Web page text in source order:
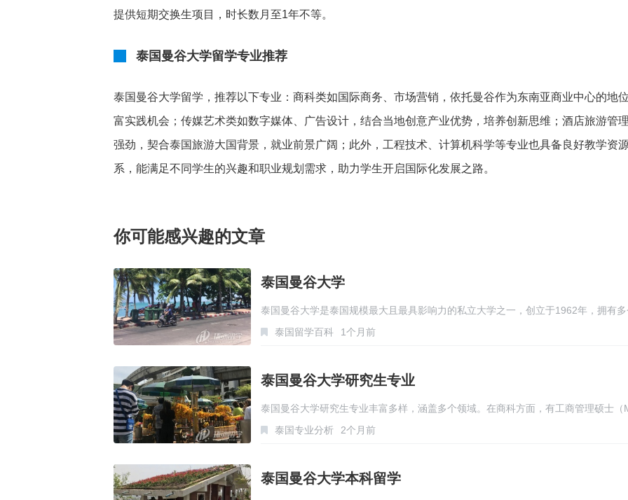
提供短期交换生项目，时长数月至1年不等。
泰国曼谷大学留学专业推荐
泰国曼谷大学留学，推荐以下专业：商科类如国际商务、市场营销，依托曼谷作为东南亚商业中心的地
富实践机会；传媒艺术类如数字媒体、广告设计，结合当地创意产业优势，培养创新思维；酒店旅游管
强劲，契合泰国旅游大国背景，就业前景广阔；此外，工程技术、计算机科学等专业也具备良好教学资
系，能满足不同学生的兴趣和职业规划需求，助力学生开启国际化发展之路。
你可能感兴趣的文章
泰国曼谷大学
泰国曼谷大学是泰国规模最大且最具影响力的私立大学之一，创立于1962年，拥有
泰国留学百科
1个月前
泰国曼谷大学研究生专业
泰国曼谷大学研究生专业丰富多样，涵盖多个领域。在商科方面，有工商管理硕士（
培…
泰国专业分析 2个月前
泰国曼谷大学本科留学